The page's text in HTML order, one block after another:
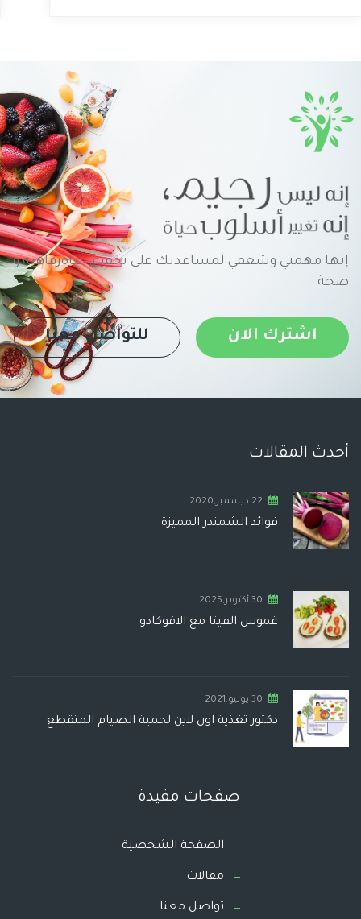
إنها مهمتي وشغفي لمساعدتك على تحقيق حياةرفاهية و
صحة
اشترك الان للتواصل معنا
أحدث المقالات
22 ديسمبر,2020
فوائد الشمندر المميزة
30 أكتوبر,2025
غموس الفيتا مع الافوكادو
30 يوليو,2021
دكتور تغذية اون لاين لحمية الصيام المتقطع
صفحات مفيدة
الصفحة الشخصية
مقالات
تواصل معنا